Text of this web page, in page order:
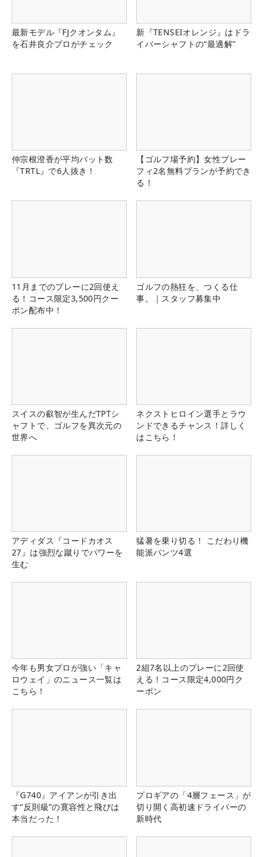
最新モデル『FJクオンタム』
を石井良介プロがチェック
新『TENSEIオレンジ』はドラ
イバーシャフトの“最適解”
仲宗根澄香が平均パット数
『TRTL』で6人抜き！
【ゴルフ場予約】女性プレー
フィ2名無料プランが予約でき
る！
11月までのプレーに2回使え
る！コース限定3,500円クー
ポン配布中！
ゴルフの熱狂を、つくる仕
事。｜スタッフ募集中
スイスの叡智が生んだTPTシ
ャフトで、ゴルフを異次元の
世界へ
ネクストヒロイン選手とラウ
ンドできるチャンス！詳しく
はこちら！
アディダス『コードカオス
27』は強烈な蹴りでパワーを
生む
猛暑を乗り切る！ こだわり機
能派パンツ4選
今年も男女プロが強い「キャ
ロウェイ」のニュース一覧は
こちら！
2組7名以上のプレーに2回使
える！コース限定4,000円ク
ーポン
『G740』アイアンが引き出
す“反則級”の寛容性と飛びは
本当だった！
プロギアの「4層フェース」が
切り開く高初速ドライバーの
新時代